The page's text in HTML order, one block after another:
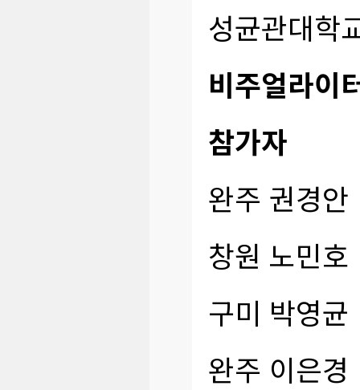
성균관대학
비주얼라이
참가자
완주 권경안
창원 노민호
구미 박영균
완주 이은경